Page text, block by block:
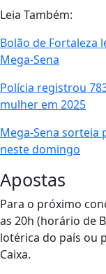
Leia Também:
Bolão de Fortaleza
Mega-Sena
Polícia registrou
mulher em 2025
Mega-Sena sorteia
neste domingo
Apostas
Para o próximo
as 20h (horário de
lotérica do país ou
Caixa.